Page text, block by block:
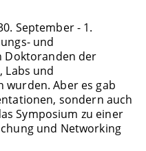
September - 1.
und
Doktoranden der
Labs und
wurden. Aber es gab
sondern auch
Symposium zu einer
und Networking